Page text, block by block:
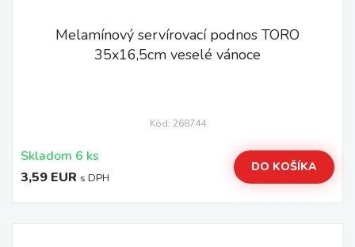
Melamínový servírovací podnos TORO
35x16,5cm veselé vánoce
Kód: 268744
Skladom 6 ks
3,59 EUR s DPH
DO KOŠÍKA